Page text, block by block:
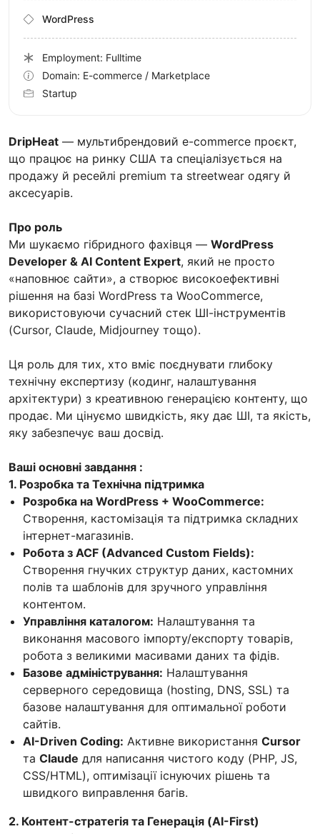
DripHeat — мультибрендовий e-commerce проєкт,
що працює на ринку США та спеціалізується на
продажу й ресейлі premium та streetwear одягу й
аксесуарів.
Про роль
Ми шукаємо гібридного фахівця — WordPress
Developer & AI Content Expert, який не просто
«наповнює сайти», а створює високоефективні
рішення на базі WordPress та WooCommerce,
використовуючи сучасний стек ШІ-інструментів
(Cursor, Claude, Midjourney тощо).
Ця роль для тих, хто вміє поєднувати глибоку
технічну експертизу (кодинг, налаштування
архітектури) з креативною генерацією контенту, що
продає. Ми цінуємо швидкість, яку дає ШІ, та якість,
яку забезпечує ваш досвід.
Ваші основні завдання :
1. Розробка та Технічна підтримка
Розробка на WordPress + WooCommerce:
Створення, кастомізація та підтримка складних
інтернет-магазинів.
Робота з ACF (Advanced Custom Fields):
Створення гнучких структур даних, кастомних
полів та шаблонів для зручного управління
контентом.
Управління каталогом: Налаштування та
виконання масового імпорту/експорту товарів,
робота з великими масивами даних та фідів.
Базове адміністрування: Налаштування
серверного середовища (hosting, DNS, SSL) та
базове налаштування для оптимальної роботи
сайтів.
AI-Driven Coding: Активне використання Cursor
та Claude для написання чистого коду (PHP, JS,
CSS/HTML), оптимізації існуючих рішень та
швидкого виправлення багів.
2. Контент-стратегія та Генерація (AI-First)
WordPress
Employment: Fulltime
Domain: E-commerce / Marketplace
Startup